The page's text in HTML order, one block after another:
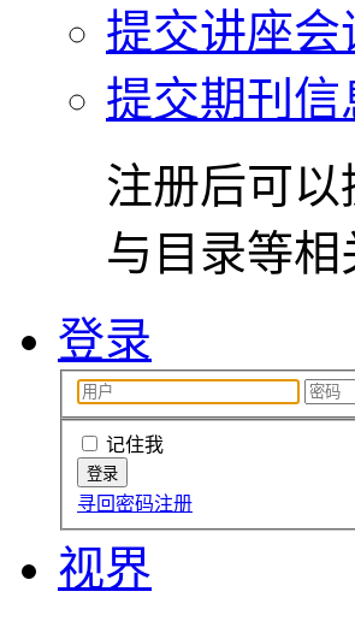
提交讲座会
提交期刊信
注册后可
与目录等
登录
记住我
寻回密码注册
视界